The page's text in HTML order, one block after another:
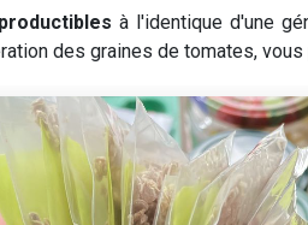
à l'identique d'une
des graines de tomates,